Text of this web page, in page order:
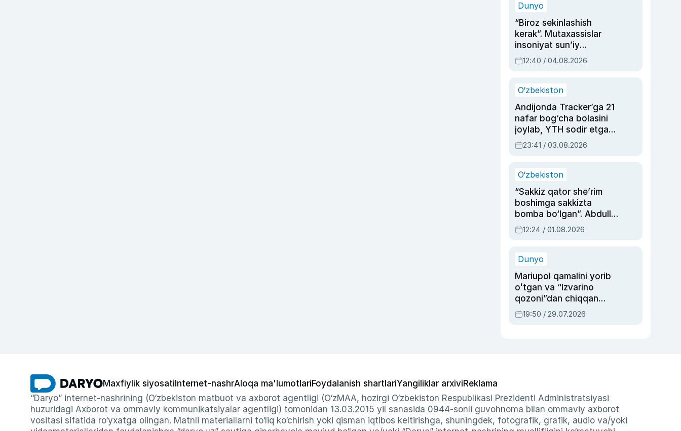
Dunyo
“Biroz sekinlashish
kerak”. Mutaxassislar
insoniyat sun’iy
intellektni boshqara
olmay qolishidan xavotir
12:40 / 04.08.2026
O‘zbekiston
Andijonda Tracker’ga 21
nafar bog‘cha bolasini
joylab, YTH sodir etgan
ayolga sud hukmi o‘qildi
23:41 / 03.08.2026
O‘zbekiston
“Sakkiz qator she’rim
boshimga sakkizta
bomba bo‘lgan”. Abdulla
Oripovni siyosiy
ayblovlardan asrab
12:24 / 01.08.2026
Dunyo
Mariupol qamalini yorib
oʻtgan va “Izvarino
qozoni”dan chiqqan
qahramon — Ukraina
armiyasi bosh
19:50 / 29.07.2026
Maxfiylik siyosati Internet-nashrAloqa ma'lumotlariFoydalanish shartlariYangiliklar arxiviReklama
“Daryo” internet-nashrining (O‘zbekiston matbuot va axborot agentligi (O‘zMAA, hozirgi O‘zbekiston Respublikasi Prezidenti Administratsiyasi
huzuridagi Axborot va ommaviy kommunikatsiyalar agentligi) tomonidan 13.03.2015 yil sanasida 0944-sonli guvohnoma bilan ommaviy axborot
vositasi sifatida ro‘yxatga olingan. Matnli materiallarni to‘liq ko‘chirish yoki qisman iqtibos keltirishga, shuningdek, fotografik, grafik, audio va/yoki